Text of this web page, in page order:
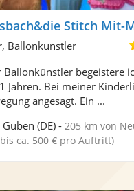
Ballonkünstler
Ballonkünstler begeistere
Jahren. Bei meiner
angesagt. Ein ...
Guben (DE) - 205 km von
ca. 500 € pro Auftritt)